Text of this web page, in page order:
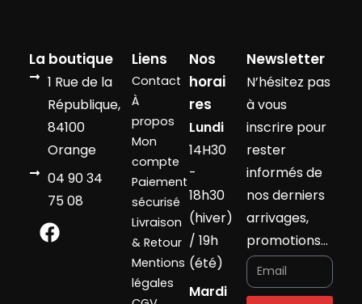
La boutique
1 Rue de la
République,
84100
Orange
04 90 34
75 08
Liens
Contact
À
propos
Mon
compte
Paiement
sécurisé
Livraison
& Retour
Mentions
légales
Nos
horai
res
Lundi
14H30
-
18h30
(hiver)
/ 19h
(été)
Mardi
Newsletter
N’hésitez pas
à vous
inscrire pour
rester
informés de
nos derniers
arrivages,
promotions…